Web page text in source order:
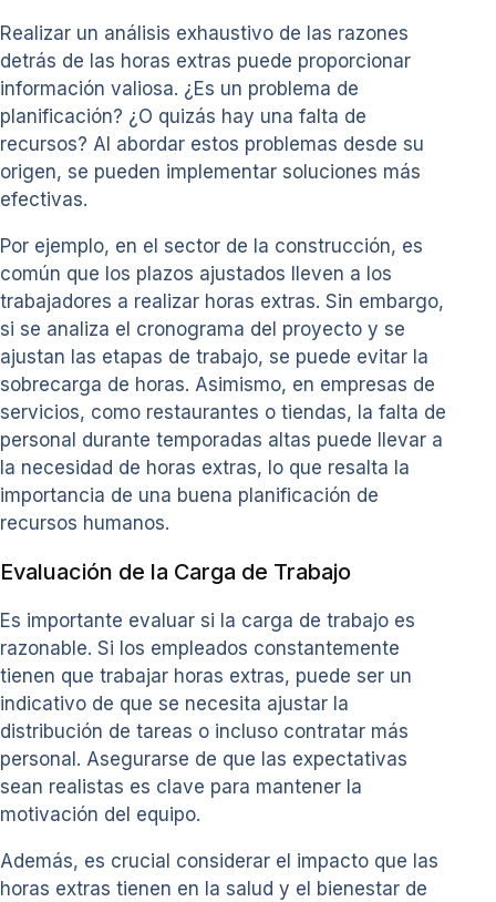
Realizar un análisis exhaustivo de las razones
detrás de las horas extras puede proporcionar
información valiosa. ¿Es un problema de
planificación? ¿O quizás hay una falta de
recursos? Al abordar estos problemas desde su
origen, se pueden implementar soluciones más
efectivas.
Por ejemplo, en el sector de la construcción, es
común que los plazos ajustados lleven a los
trabajadores a realizar horas extras. Sin embargo,
si se analiza el cronograma del proyecto y se
ajustan las etapas de trabajo, se puede evitar la
sobrecarga de horas. Asimismo, en empresas de
servicios, como restaurantes o tiendas, la falta de
personal durante temporadas altas puede llevar a
la necesidad de horas extras, lo que resalta la
importancia de una buena planificación de
recursos humanos.
Evaluación de la Carga de Trabajo
Es importante evaluar si la carga de trabajo es
razonable. Si los empleados constantemente
tienen que trabajar horas extras, puede ser un
indicativo de que se necesita ajustar la
distribución de tareas o incluso contratar más
personal. Asegurarse de que las expectativas
sean realistas es clave para mantener la
motivación del equipo.
Además, es crucial considerar el impacto que las
horas extras tienen en la salud y el bienestar de